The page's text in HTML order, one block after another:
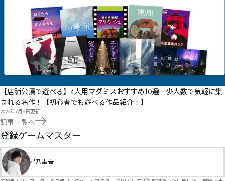
【店舗公演で遊べる】4人用マダミスおすすめ10選｜少人数で気軽に集
まれる名作！【初心者でも遊べる作品紹介！】
2026年7月9日更新
記事一覧へ
GM
登録ゲームマスター
星乃圭吾